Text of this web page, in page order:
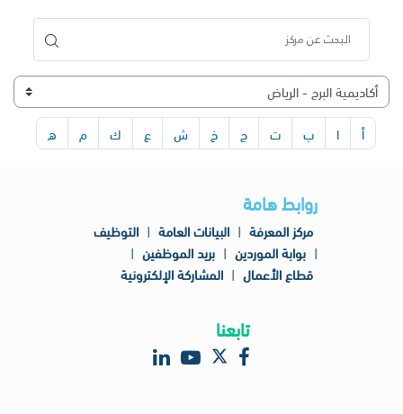
أ ا ب ت ج خ ش ع ك م ه
روابط هامة
مركز المعرفة | البيانات العامة | التوظيف
| بوابة الموردين | بريد الموظفين |
قطاع الأعمال | المشاركة الإلكترونية
تابعنا